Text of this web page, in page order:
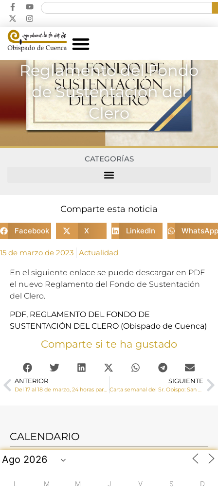
Reglamento del Fondo
de Sustentación del
Clero
CATEGORÍAS
Comparte esta noticia
Facebook X LinkedIn WhatsApp
15 de marzo de 2023 Actualidad
En el siguiente enlace se puede descargar en PDF
el nuevo Reglamento del Fondo de Sustentación
del Clero.
PDF, REGLAMENTO DEL FONDO DE
SUSTENTACIÓN DEL CLERO (Obispado de Cuenca)
Comparte si te ha gustado
ANTERIOR
Del 17 al 18 de marzo, 24 horas para el Señor: “Ten piedad de mí, que soy un pecador”
SIGUIENTE
Carta semanal del Sr. Obispo: San José
CALENDARIO
L M M J V S D